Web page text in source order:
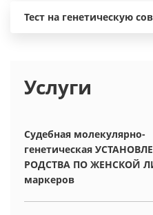
Тест на генетическую
Услуги
Судебная молекулярно-
генетическая
РОДСТВА ПО ЖЕНСКОЙ
маркеров